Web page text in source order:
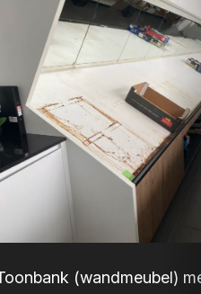
(wandmeubel)